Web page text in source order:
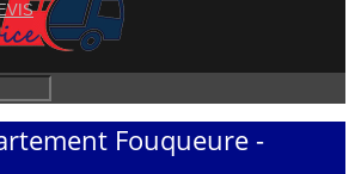
Fouqueure -